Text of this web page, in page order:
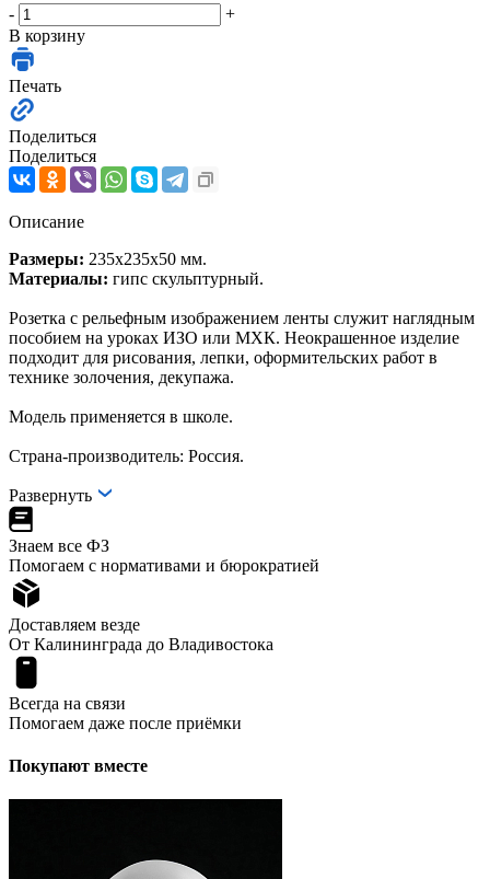
-
+
В корзину
Печать
Поделиться
Поделиться
Описание
Размеры: 235х235х50 мм.
Материалы: гипс скульптурный.
Розетка с рельефным изображением ленты служит наглядным
пособием на уроках ИЗО или МХК. Неокрашенное изделие
подходит для рисования, лепки, оформительских работ в
технике золочения, декупажа.
Модель применяется в школе.
Страна-производитель: Россия.
Развернуть
Знаем все ФЗ
Помогаем с нормативами и бюрократией
Доставляем везде
От Калининграда до Владивостока
Всегда на связи
Помогаем даже после приёмки
Покупают вместе